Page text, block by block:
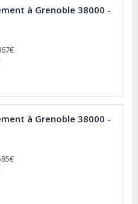
à Grenoble 38000 -
à Grenoble 38000 -